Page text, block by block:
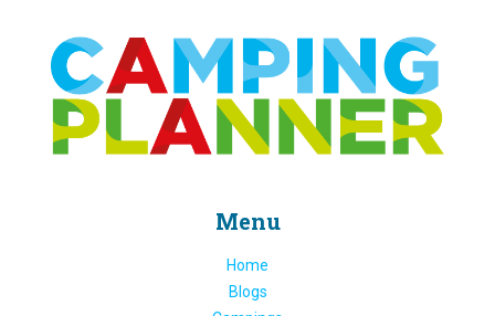
Menu
Home
Blogs